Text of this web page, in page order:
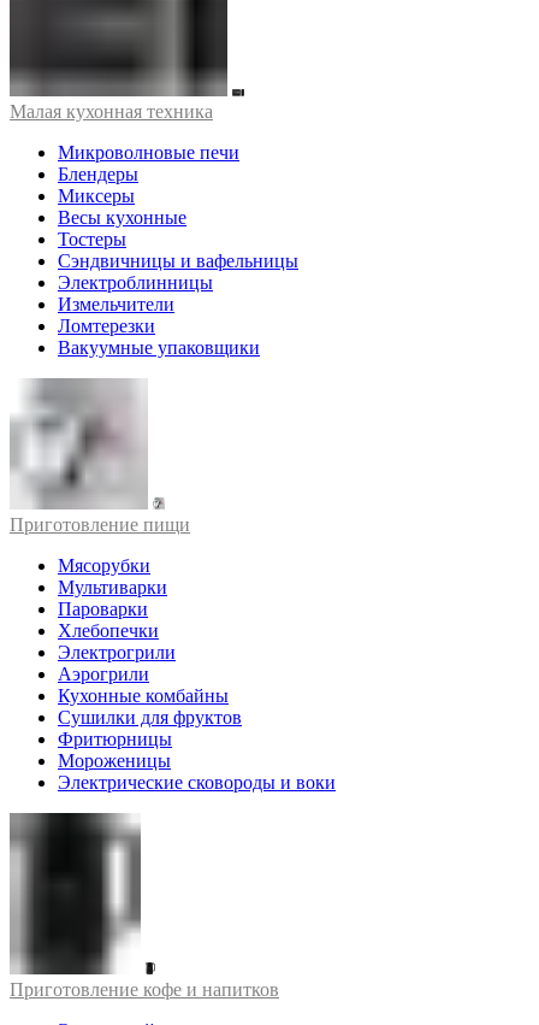
Малая кухонная техника
Микроволновые печи
Блендеры
Миксеры
Весы кухонные
Тостеры
Сэндвичницы и вафельницы
Электроблинницы
Измельчители
Ломтерезки
Вакуумные упаковщики
Приготовление пищи
Мясорубки
Мультиварки
Пароварки
Хлебопечки
Электрогрили
Аэрогрили
Кухонные комбайны
Сушилки для фруктов
Фритюрницы
Мороженицы
Электрические сковороды и воки
Приготовление кофе и напитков